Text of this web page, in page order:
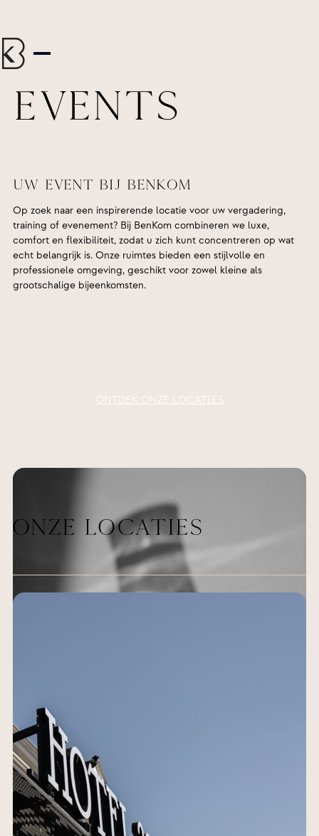
Events
Uw event bij BenKom
Op zoek naar een inspirerende locatie voor uw vergadering,
training of evenement? Bij BenKom combineren we luxe,
comfort en flexibiliteit, zodat u zich kunt concentreren op wat
echt belangrijk is. Onze ruimtes bieden een stijlvolle en
professionele omgeving, geschikt voor zowel kleine als
grootschalige bijeenkomsten.
ONTDEK ONZE LOCATIES
Onze locaties